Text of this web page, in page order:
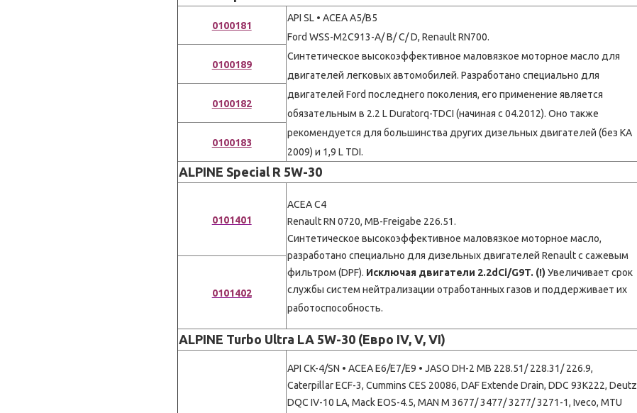
0100181
API SL • ACEA A5/B5
Ford WSS-M2C913-A/ B/ C/ D, Renault RN700.
Синтетическое высокоэффективное маловязкое моторное масло для
двигателей легковых автомобилей. Разработано специально для
двигателей Ford последнего поколения, его применение является
обязательным в 2.2 L Duratorq-TDCI (начиная с 04.2012). Оно также
рекомендуется для большинства других дизельных двигателей (без KA
2009) и 1,9 L TDI.
0100189
0100182
0100183
ALPINE Special R 5W-30
0101401
ACEA С4
Renault RN 0720, MB-Freigabe 226.51.
Синтетическое высокоэффективное маловязкое моторное масло,
разработано специально для дизельных двигателей Renault с сажевым
фильтром (DPF). Исключая двигатели 2.2dCi/G9T. (!) Увеличивает срок
службы систем нейтрализации отработанных газов и поддерживает их
работоспособность.
0101402
ALPINE Turbo Ultra LA 5W-30 (Евро IV, V, VI)
API CK-4/SN • ACEA E6/E7/E9 • JASO DH-2 MB 228.51/ 228.31/ 226.9,
Caterpillar ECF-3, Cummins CES 20086, DAF Extende Drain, DDC 93K222, Deutz
DQC IV-10 LA, Mack EOS-4.5, MAN M 3677/ 3477/ 3277/ 3271-1, Iveco, MTU